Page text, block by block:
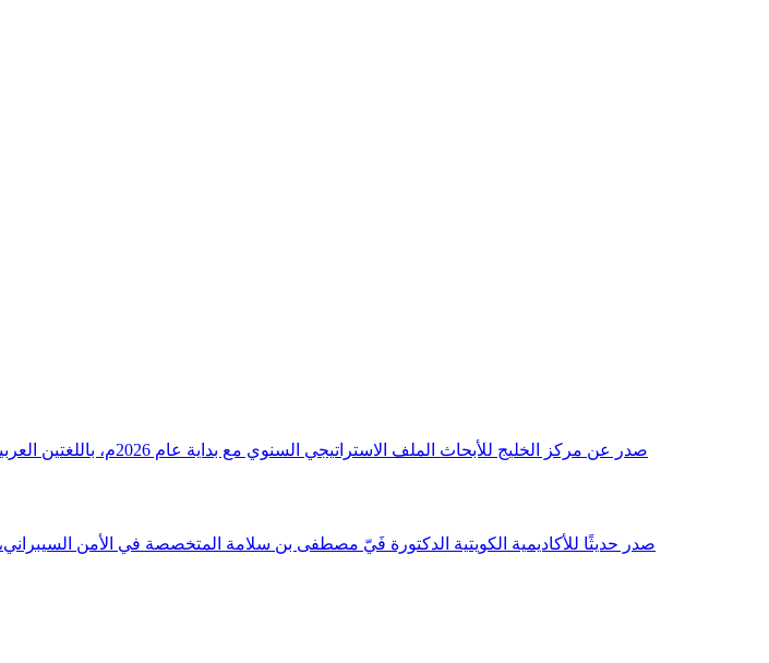
صدر عن مركز الخليج للأبحاث الملف الاستراتيجي السنوي مع بداية عام 2026م، باللغتين العربية والانجليزية وتضمن دراسات تحليلية ورؤى معمقة، وقراءات دقيقة ورصدًا واستشرافًا وافيًا لكافة أ
صدر حديثًا للأكاديمية الكويتية الدكتورة فَيّ مصطفى بن سلامة المتخصصة في الأمن